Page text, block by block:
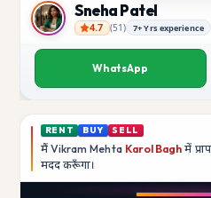
Sneha Patel
Sneha Patel
4.7 (51) 7+ Yrs experience
WhatsApp
RENT BUY SELL
मैं Vikram Mehta Karol Bagh में
मददकरूँगा।